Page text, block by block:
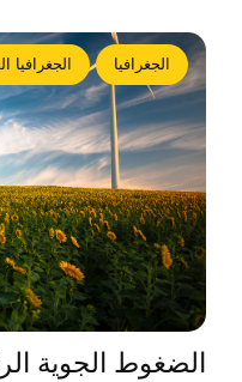
الجغرافيا الجغرافيا
الضغوط الجوية